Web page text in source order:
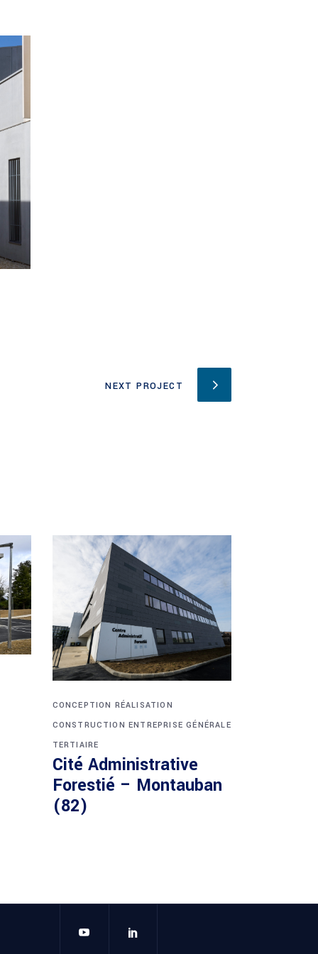
NEXT PROJECT
CONCEPTION RÉALISATION
CONSTRUCTION ENTREPRISE GÉNÉRALE
TERTIAIRE
Cité Administrative
Forestié – Montauban
(82)